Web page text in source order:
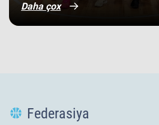
Daha çox
Federasiya